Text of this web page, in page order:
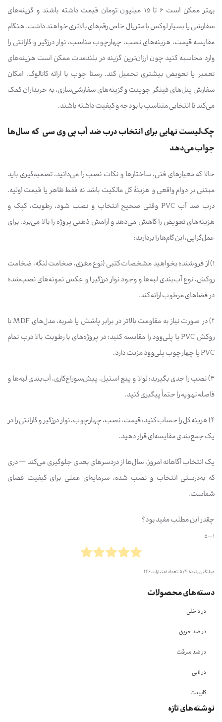
دسته‌های محصولات
در داخلی
در ضد حریق
در ضد سرقت
در لابی
کابینت
نوشته‌های تازه
بهتر ممکن است 6 تا 15 میلیون تومان قیمت داشته باشند و گزینه‌های
سفارشی یا بسیار لوکس با متریال خاص رقم‌های بالاتری خواهند داشت. هنگام
مقایسه قیمت، هزینه‌های نصب، چهارچوب مناسب، نوار درزگیر و گارانتی را
وارد محاسبه کنید چون ارزان‌ترین گزینه در بلندمدت ممکن است هزینه‌های
تعمیر یا تعویض بیشتری تحمیل کند. رستا چوب با ارائه کاتالوگ، امکان
سفارش پنل‌های فینگر جوینت و گزینه‌های سفارشی‌سازی، به خریداران کمک
می‌کند تا انتخابی متناسب با بودجه و کیفیت داشته باشند.
چک‌لیست نهایی برای انتخاب درب ضد آب پی وی سی که سال‌ها
جواب می‌دهد
حالا که معیارهای فنی، ساختارها و نکات نصب را می‌دانید، تصمیم‌گیری باید
مبتنی بر دوام واقعی و هزینهٔ کل مالکیت باشد نه فقط ظاهر یا قیمت اولیه.
درب ضد آب PVC وقتی صحیح انتخاب و نصب شود، رطوبت، کپک و
هزینه‌های تعویض را کاهش می‌دهد و آرامش ذهنی پروژه را بالا می‌برد. برای
عمل‌گرایی، این گام‌ها را بردارید:
1) از فروشنده بخواهید مشخصات کتبی (نوع مغزی، ضخامت لنگه، ضخامت
روکش، نوع آب‌بندی لبه‌ها و وجود نوار درزگیر) و عکس نمونه‌های نصب‌شده
در فضاهای مرطوب ارائه کند.
2) در صورت نیاز به مقاومت بالاتر در برابر پاشش یا ضربه، مدل‌های MDF با
روکش PVC یا پلی‌وود را مقایسه کنید؛ در پروژه‌های با رطوبت بالا درب تمام
PVC یا چهارچوب پلی‌وود مزیت دارد.
3) نصب را جدی بگیرید: لولا و پیچ استیل، پیش‌سوراخ‌کاری، آب‌بندی لبه‌ها و
فاصله تهویه را حتماً پیگیری کنید.
4) هزینه کل را حساب کنید: قیمت، نصب، چهارچوب، نوار درزگیر و گارانتی را در
یک جمع‌بندی مقایسه‌ای قرار دهید.
یک انتخاب آگاهانه امروز، سال‌ها از دردسرهای بعدی جلوگیری می‌کند — دری
که به‌درستی انتخاب و نصب شده، سرمایه‌ای عملی برای کیفیت فضای
شماست.
چقدر این مطلب مفید بود؟
1 --- 5
میانگین رتبه4.8/ 5. تعداد امتیازات 466